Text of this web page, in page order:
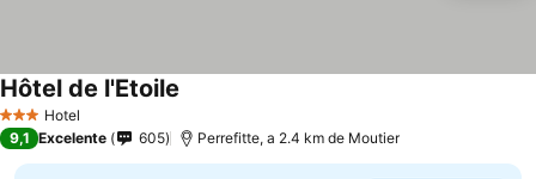
3 EstrelasHotel
Hôtel de l'Etoile
9,1 Excelente 605 Perrefitte, a 2.4 km de Moutier